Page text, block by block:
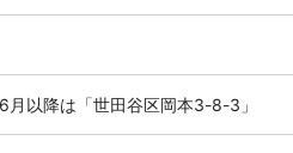
以降は「世田谷区岡本3-8-3」